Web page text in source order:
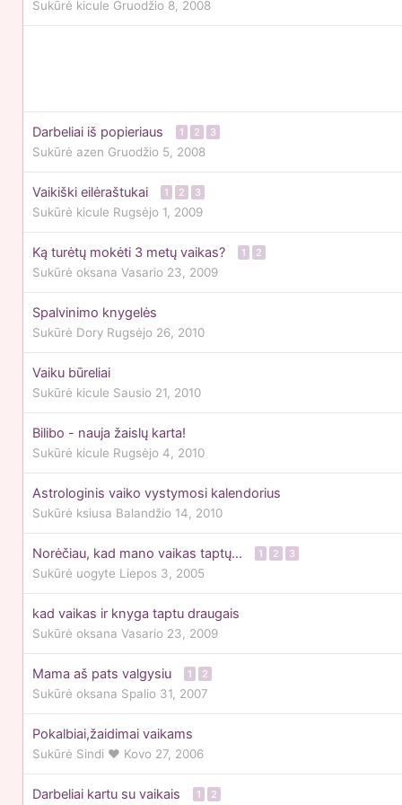
Sukūrė kicule Gruodžio 8, 2008
Darbeliai iš popieriaus 1 2 3
Sukūrė azen Gruodžio 5, 2008
Vaikiški eilėraštukai 1 2 3
Sukūrė kicule Rugsėjo 1, 2009
Ką turėtų mokėti 3 metų vaikas? 1 2
Sukūrė oksana Vasario 23, 2009
Spalvinimo knygelės
Sukūrė Dory Rugsėjo 26, 2010
Vaiku būreliai
Sukūrė kicule Sausio 21, 2010
Bilibo - nauja žaislų karta!
Sukūrė kicule Rugsėjo 4, 2010
Astrologinis vaiko vystymosi kalendorius
Sukūrė ksiusa Balandžio 14, 2010
Norėčiau, kad mano vaikas taptų... 1 2 3
Sukūrė uogyte Liepos 3, 2005
kad vaikas ir knyga taptu draugais
Sukūrė oksana Vasario 23, 2009
Mama aš pats valgysiu 1 2
Sukūrė oksana Spalio 31, 2007
Pokalbiai,žaidimai vaikams
Sukūrė Sindi ♥ Kovo 27, 2006
Darbeliai kartu su vaikais 1 2